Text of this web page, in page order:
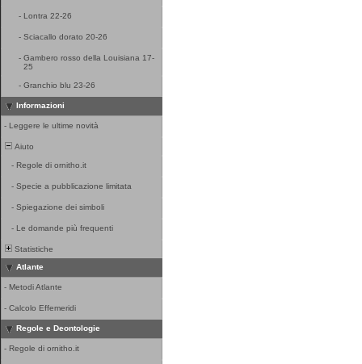
- Lontra 22-26
- Sciacallo dorato 20-26
- Gambero rosso della Louisiana 17-
25
- Granchio blu 23-26
Informazioni
- Leggere le ultime novità
Aiuto
- Regole di ornitho.it
- Specie a pubblicazione limitata
- Spiegazione dei simboli
- Le domande più frequenti
Statistiche
Atlante
- Metodi Atlante
- Calcolo Effemeridi
Regole e Deontologie
- Regole di ornitho.it